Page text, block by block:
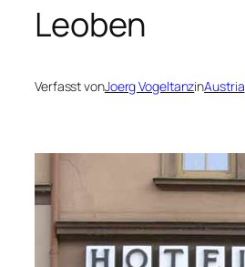
Leoben
Verfasst vonJoerg VogeltanzinAustria